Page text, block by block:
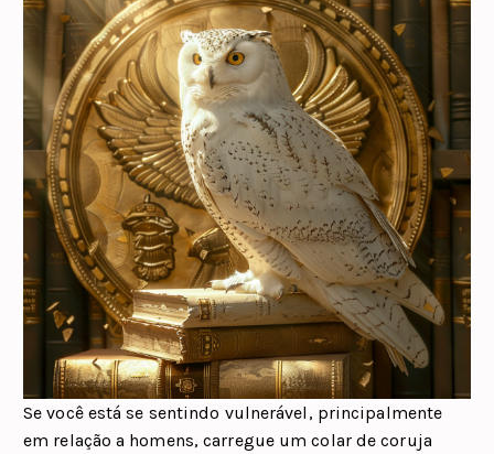
Se você está se sentindo vulnerável, principalmente
em relação a homens, carregue um colar de coruja